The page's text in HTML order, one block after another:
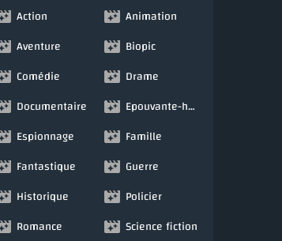
Action
Animation
Aventure
Biopic
Comédie
Drame
Documentaire
Epouvante-horreur
Espionnage
Famille
Fantastique
Guerre
Historique
Policier
Romance
Science fiction